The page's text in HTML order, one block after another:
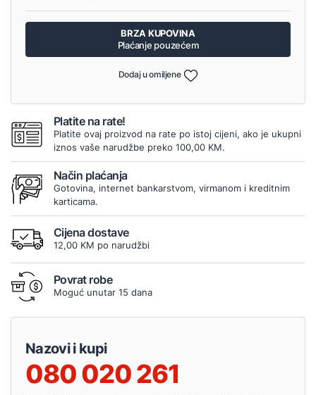
BRZA KUPOVINA
Plaćanje pouzećem
Dodaj u omiljene
Platite na rate!
Platite ovaj proizvod na rate po istoj cijeni, ako je ukupni
iznos vaše narudžbe preko 100,00 KM.
Način plaćanja
Gotovina, internet bankarstvom, virmanom i kreditnim
karticama.
Cijena dostave
12,00 KM po narudžbi
Povrat robe
Moguć unutar 15 dana
Nazovi i kupi
080 020 261